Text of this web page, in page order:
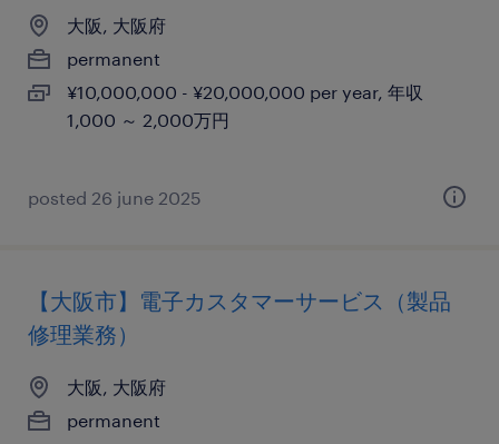
大阪, 大阪府
permanent
¥10,000,000 - ¥20,000,000 per year, 年収
1,000 ～ 2,000万円
posted 26 june 2025
【大阪市】電子カスタマーサービス（製品
修理業務）
大阪, 大阪府
permanent